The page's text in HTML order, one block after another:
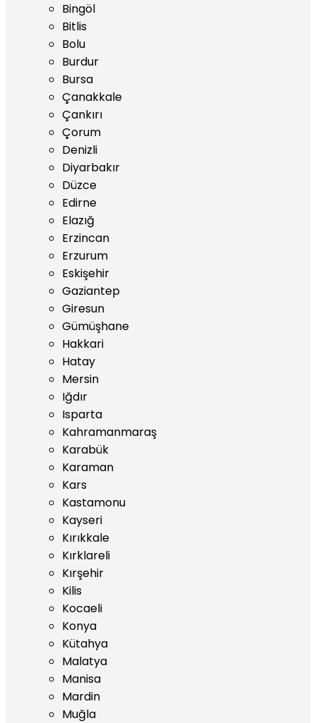
Bingöl
Bitlis
Bolu
Burdur
Bursa
Çanakkale
Çankırı
Çorum
Denizli
Diyarbakır
Düzce
Edirne
Elazığ
Erzincan
Erzurum
Eskişehir
Gaziantep
Giresun
Gümüşhane
Hakkari
Hatay
Mersin
Iğdır
Isparta
Kahramanmaraş
Karabük
Karaman
Kars
Kastamonu
Kayseri
Kırıkkale
Kırklareli
Kırşehir
Kilis
Kocaeli
Konya
Kütahya
Malatya
Manisa
Mardin
Muğla